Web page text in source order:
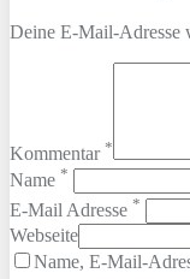
Deine E-Mail-Adresse
Kommentar *
Name *
E-Mail Adresse *
Webseite
Name, E-Mail-